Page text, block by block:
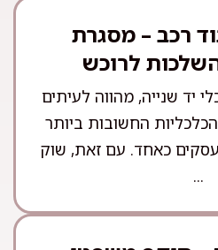
רכב – מסגרת
לרוכש
יד שנייה, מהווה לעיתים
החשובות ביותר
כאחד. עם זאת, שוק
...